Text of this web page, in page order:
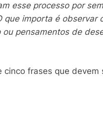
esse processo por
importa é observar
pensamentos de
frases que